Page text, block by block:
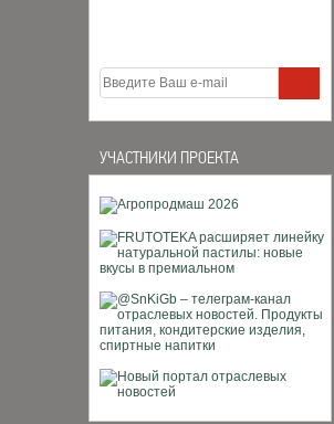
УЧАСТНИКИ ПРОЕКТА